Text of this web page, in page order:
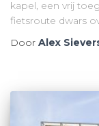
kapel, een vrij
fietsroute dwars
Door Alex